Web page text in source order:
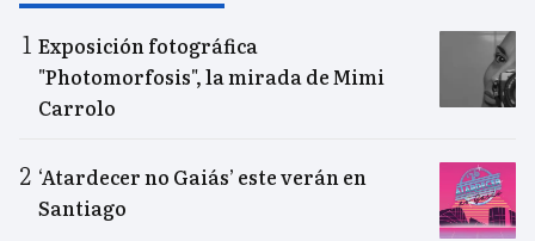
Exposición fotográfica
"Photomorfosis", la mirada de Mimi
Carrolo
‘Atardecer no Gaiás’ este verán en
Santiago